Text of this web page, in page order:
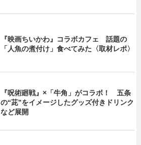
『映画ちいかわ』コラボカフェ 話題の
「人魚の煮付け」食べてみた〈取材レポ〉
『呪術廻戦』×「牛角」がコラボ！ 五条
の“茈”をイメージしたグッズ付きドリンク
など展開